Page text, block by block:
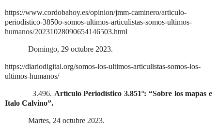
https://www.cordobahoy.es/opinion/jmm-caminero/articulo-
periodistico-3850o-somos-ultimos-articulistas-somos-ultimos-
humanos/20231028090654146503.html
Domingo, 29 octubre 2023.
https://diariodigital.org/somos-los-ultimos-articulistas-somos-los-
ultimos-humanos/
3.496. Artículo Periodístico 3.851º: “Sobre los mapas e
Italo Calvino”.
Martes, 24 octubre 2023.